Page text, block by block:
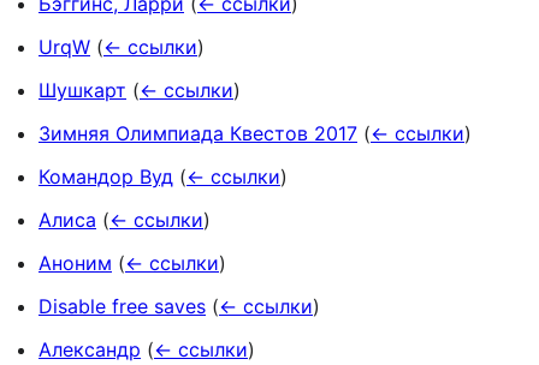
UrqW (← ссылки)
Шушкарт (← ссылки)
Зимняя Олимпиада Квестов 2017 (← ссылки)
Командор Вуд (← ссылки)
Алиса (← ссылки)
Аноним (← ссылки)
Disable free saves (← ссылки)
Александр (← ссылки)